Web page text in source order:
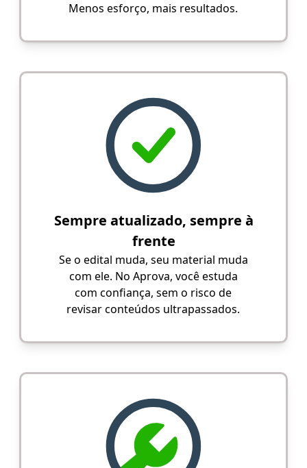
Menos esforço, mais resultados.
Sempre atualizado, sempre à
frente
Se o edital muda, seu material muda
com ele. No Aprova, você estuda
com confiança, sem o risco de
revisar conteúdos ultrapassados.